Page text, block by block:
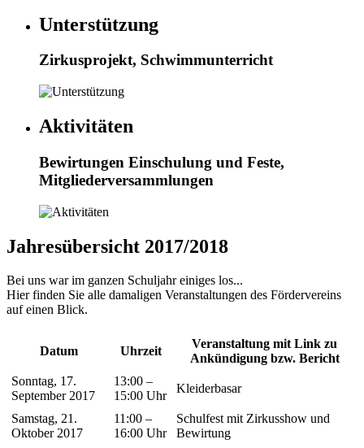
Unterstützung
Zirkusprojekt, Schwimmunterricht
Aktivitäten
Bewirtungen Einschulung und Feste,
Mitgliederversammlungen
Jahresübersicht 2017/2018
Bei uns war im ganzen Schuljahr einiges los...
Hier finden Sie alle damaligen Veranstaltungen des Fördervereins
auf einen Blick.
Datum Uhrzeit
Veranstaltung mit Link zu
Ankündigung bzw. Bericht
Sonntag, 17.
September 2017
13:00 –
15:00 Uhr
Kleiderbasar
Samstag, 21.
Oktober 2017
11:00 –
16:00 Uhr
Schulfest mit Zirkusshow und
Bewirtung